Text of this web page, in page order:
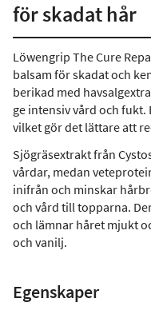
för skadat hår
Löwengrip The Cure
balsam för skadat och
berikad med
ge intensiv vård och
vilket gör det lättare att
Sjögräsextrakt från
vårdar, medan
inifrån och minskar
och vård till topparna.
och lämnar håret mjukt
och vanilj.
Egenskaper